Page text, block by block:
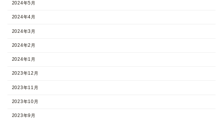
2024年5月
2024年4月
2024年3月
2024年2月
2024年1月
2023年12月
2023年11月
2023年10月
2023年9月